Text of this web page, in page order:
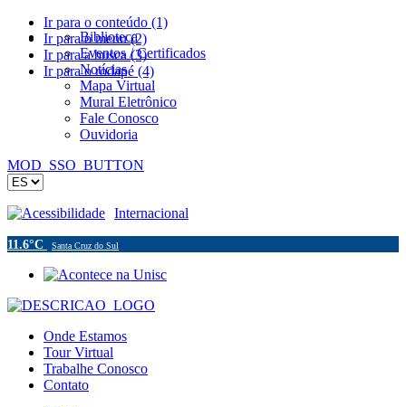
Ir para o conteúdo (1)
Ir para o menu (2)
Ir para a busca (3)
Ir para o rodapé (4)
Biblioteca
Eventos / Certificados
Notícias
Mapa Virtual
Mural Eletrônico
Fale Conosco
Ouvidoria
MOD_SSO_BUTTON
Acessibilidade Internacional
11.6°C Santa Cruz do Sul
Onde Estamos
Tour Virtual
Trabalhe Conosco
Contato